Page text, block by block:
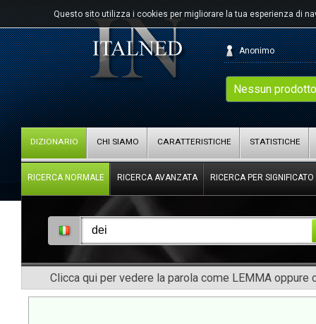
Questo sito utilizza i cookies per migliorare la tua esperienza di
Nessun
Anonimo
DIZIONARIO CHI SIAMO CARATTERISTICHE STATISTICHE
RICERCA NORMALE RICERCA AVANZATA RICERCA PER SIGNIFICATO
Clicca qui per vedere la parola come LEMMA oppure